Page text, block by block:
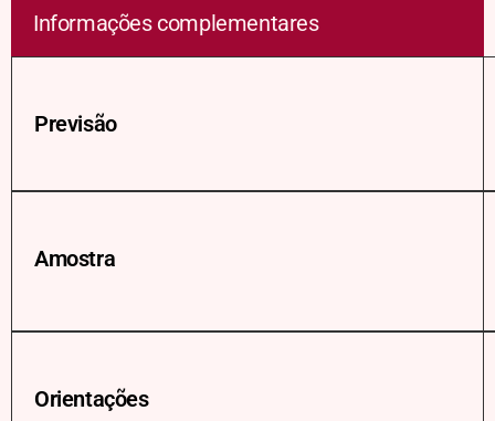
Informações complementares
Previsão
Amostra
Orientações